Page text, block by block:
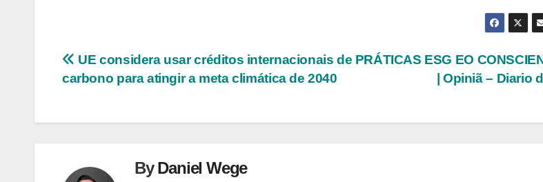
Navegação
Post
PRÁTICAS ESG EO
| Opiniã – Diario
UE considera usar créditos internacionais de
carbono para atingir a meta climática de 2040
ByDaniel Wege